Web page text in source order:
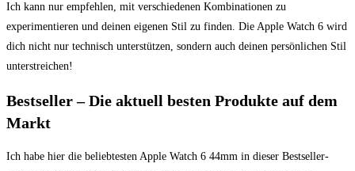
Ich kann nur empfehlen, mit verschiedenen Kombinationen zu
experimentieren und deinen‌ eigenen Stil zu finden. Die Apple Watch⁣ 6 wird
dich nicht nur ‌technisch ⁤unterstützen, sondern auch ⁣deinen persönlichen Stil
unterstreichen!
Bestseller – Die ‍aktuell besten Produkte‌ auf dem
Markt
Ich habe hier die beliebtesten Apple Watch 6 44mm in dieser ‍Bestseller-